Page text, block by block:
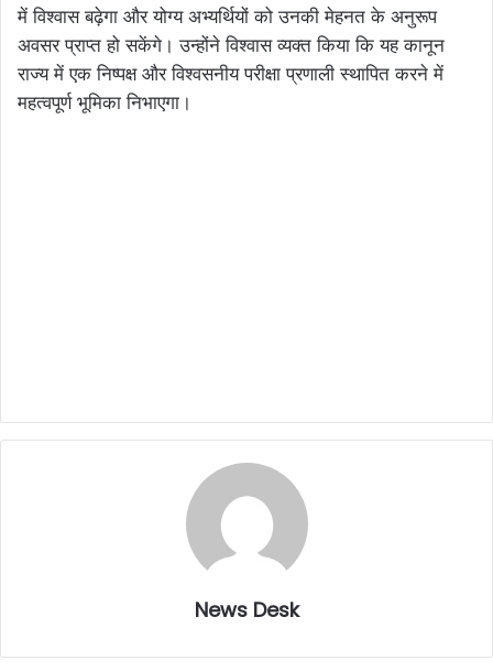
में विश्वास बढ़ेगा और योग्य अभ्यर्थियों को उनकी मेहनत के अनुरूप
अवसर प्राप्त हो सकेंगे। उन्होंने विश्वास व्यक्त किया कि यह कानून
राज्य में एक निष्पक्ष और विश्वसनीय परीक्षा प्रणाली स्थापित करने में
महत्वपूर्ण भूमिका निभाएगा।
News Desk